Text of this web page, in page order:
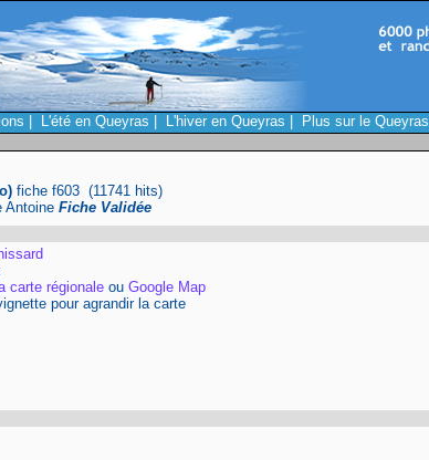
L'été en Queyras L'hiver en Queyras Plus sur le Queyras
fiche f603 (11741 hits)
Antoine Fiche Validée
carte régionaleou Google Map
pour agrandir la carte